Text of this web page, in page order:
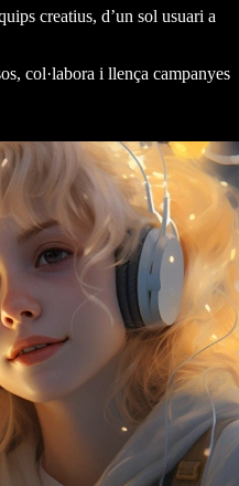
creatius, d’un sol usuari a
col·labora i llença campanyes